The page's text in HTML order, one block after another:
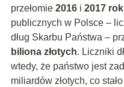
przełomie 2016i 2017
publicznych w Polsce –
dług Skarbu Państwa –
biliona złotych. Liczniki
wtedy, że państwo jest
miliardów złotych, co